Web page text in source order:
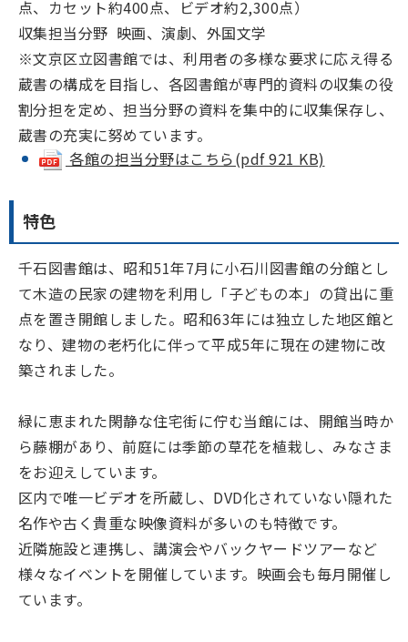
点、カセット約400点、ビデオ約2,300点）
収集担当分野 映画、演劇、外国文学
※文京区立図書館では、利用者の多様な要求に応え得る
蔵書の構成を目指し、各図書館が専門的資料の収集の役
割分担を定め、担当分野の資料を集中的に収集保存し、
蔵書の充実に努めています。
各館の担当分野はこちら(pdf 921 KB)
特色
千石図書館は、昭和51年7月に小石川図書館の分館とし
て木造の民家の建物を利用し「子どもの本」の貸出に重
点を置き開館しました。昭和63年には独立した地区館と
なり、建物の老朽化に伴って平成5年に現在の建物に改
築されました。
緑に恵まれた閑静な住宅街に佇む当館には、開館当時か
ら藤棚があり、前庭には季節の草花を植栽し、みなさま
をお迎えしています。
区内で唯一ビデオを所蔵し、DVD化されていない隠れた
名作や古く貴重な映像資料が多いのも特徴です。
近隣施設と連携し、講演会やバックヤードツアーなど
様々なイベントを開催しています。映画会も毎月開催し
ています。